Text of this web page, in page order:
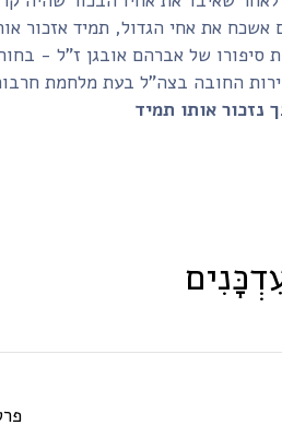
סיפורו של אברהם אובגן ז"ל -
החובה בצה"ל בעת מלחמת